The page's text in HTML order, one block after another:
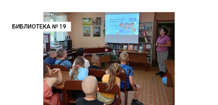
БИБЛИОТЕКА № 19